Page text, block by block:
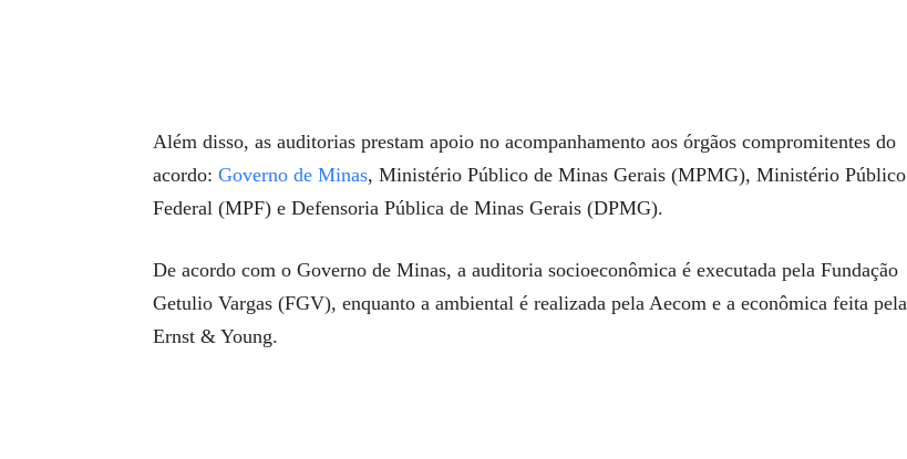
Além disso, as auditorias prestam apoio no acompanhamento aos órgãos compromitentes do
acordo: Governo de Minas, Ministério Público de Minas Gerais (MPMG), Ministério Público
Federal (MPF) e Defensoria Pública de Minas Gerais (DPMG).
De acordo com o Governo de Minas, a auditoria socioeconômica é executada pela Fundação
Getulio Vargas (FGV), enquanto a ambiental é realizada pela Aecom e a econômica feita pela
Ernst & Young.